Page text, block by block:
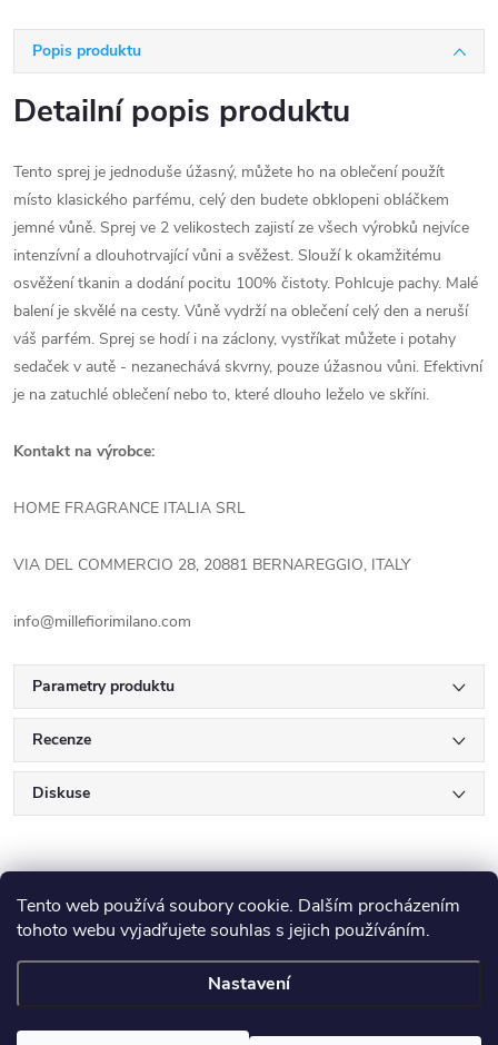
Tento web používá soubory cookie. Dalším procházením
tohoto webu vyjadřujete souhlas s jejich používáním.
Nastavení
Popis produktu
Detailní popis produktu
Tento sprej je jednoduše úžasný, můžete ho na oblečení použít
místo klasického parfému, celý den budete obklopeni obláčkem
jemné vůně. Sprej ve 2 velikostech zajistí ze všech výrobků nejvíce
intenzívní a dlouhotrvající vůni a svěžest. Slouží k okamžitému
osvěžení tkanin a dodání pocitu 100% čistoty. Pohlcuje pachy. Malé
balení je skvělé na cesty. Vůně vydrží na oblečení celý den a neruší
váš parfém. Sprej se hodí i na záclony, vystříkat můžete i potahy
sedaček v autě - nezanechává skvrny, pouze úžasnou vůni. Efektivní
je na zatuchlé oblečení nebo to, které dlouho leželo ve skříni.
Kontakt na výrobce:
HOME FRAGRANCE ITALIA SRL
VIA DEL COMMERCIO 28, 20881 BERNAREGGIO, ITALY
info@millefiorimilano.com
Parametry produktu
Recenze
Diskuse
Z
nastavení cookies